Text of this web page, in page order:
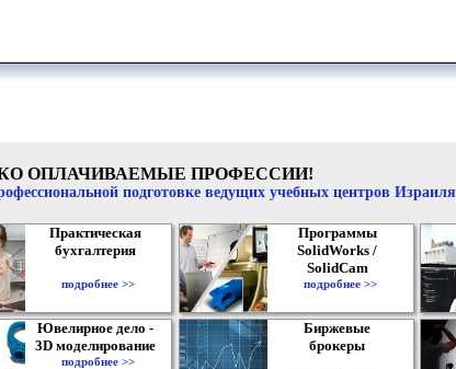
ОПЛАЧИВАЕМЫЕ ПРОФЕССИИ!
подготовке ведущих учебных центров Израиля
Практическая
бухгалтерия
подробнее >>
Программы
SolidWorks /
SolidCam
подробнее >>
Ювелирное дело -
3D моделирование
подробнее >>
Биржевые
брокеры